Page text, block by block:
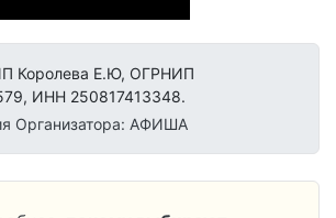
Королева Е.Ю, ОГРНИП
ИНН 250817413348.
Организатора: АФИША